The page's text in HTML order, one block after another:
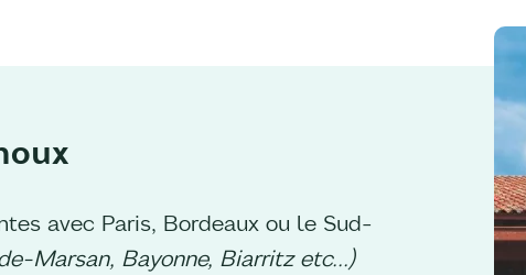
avec Paris, Bordeaux ou le Sud-
Marsan, Bayonne, Biarritz etc...)